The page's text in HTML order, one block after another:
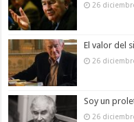
26
El valor del
26
Soy un
26